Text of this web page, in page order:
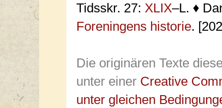
Tidsskr. 27: XLIX–L. ♦
Foreningens historie.
Die originären Texte
unter einer Creative
unter gleichen